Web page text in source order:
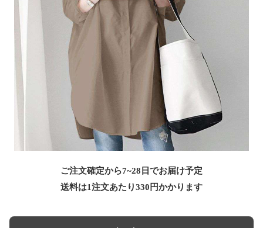
ご注文確定から7~28日でお届け予定
送料は1注文あたり330 円かかります